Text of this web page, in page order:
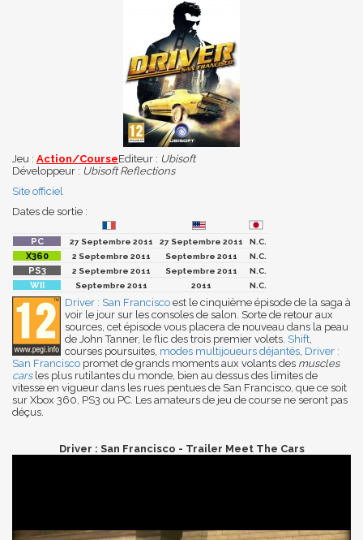
Jeu : Action/CourseEditeur : Ubisoft
Développeur : Ubisoft Reflections
Site officiel
Dates de sortie :
27 Septembre 2011 27 Septembre 2011
N.C.
2 Septembre 2011
Septembre 2011
N.C.
2 Septembre 2011
Septembre 2011
N.C.
Septembre 2011
2011 N.C.
Driver : San Francisco est le cinquième épisode de la saga à
voir le jour sur les consoles de salon. Sorte de retour aux
sources, cet épisode vous placera de nouveau dans la peau
de John Tanner, le flic des trois premier volets. Shift,
courses poursuites, modes multijoueurs déjantés, Driver :
San Francisco promet de grands moments aux volants des muscles
carsles plus rutilantes du monde, bien au dessus des limites de
vitesse en vigueur dans les rues pentues de San Francisco, que ce soit
sur Xbox 360, PS3 ou PC. Les amateurs de jeu de course ne seront pas
déçus.
Driver : San Francisco - Trailer Meet The Cars